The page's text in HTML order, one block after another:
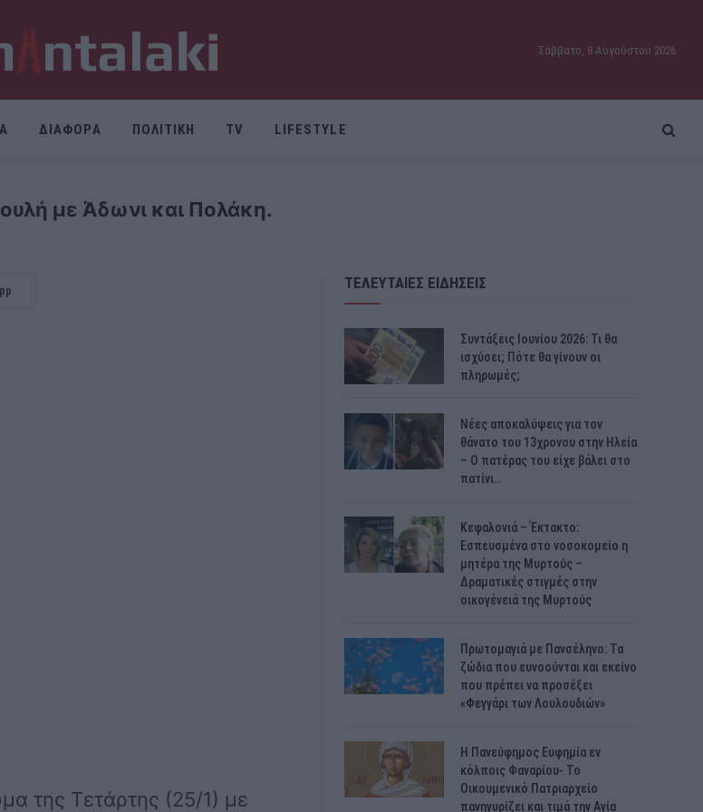
Σάββατο, 8 Αυγούστου 2026
ΔΙΑΦΟΡΑ ΠΟΛΙΤΙΚΗ TV LIFESTYLE
με Άδωνι και Πολάκη.
της Τετάρτης (25/1) με
ΤΕΛΕΥΤΑΙΕΣ ΕΙΔΗΣΕΙΣ
Συντάξεις Ιουνίου 2026: Τι θα
ισχύσει; Πότε θα γίνουν οι
πληρωμές;
Νέες αποκαλύψεις για τον
θάνατο του 13χρονου στην Ηλεία
– Ο πατέρας του είχε βάλει στο
πατίνι…
Κεφαλονιά – Έκτακτο:
Εσπευσμένα στο νοσοκομείο η
μητέρα της Μυρτούς –
Δραματικές στιγμές στην
οικογένειά της Μυρτούς
Πρωτομαγιά με Πανσέληνο: Τα
ζώδια που ευνοούνται και εκείνο
που πρέπει να προσέξει
«Φεγγάρι των Λουλουδιών»
H Πανεύφημος Ευφημία εν
κόλποις Φαναρίου- Το
Οικουμενικό Πατριαρχείο
πανηγυρίζει και τιμά την Αγία